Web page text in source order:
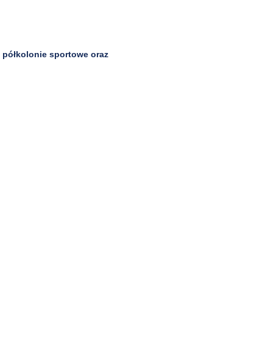
półkolonie sportowe oraz